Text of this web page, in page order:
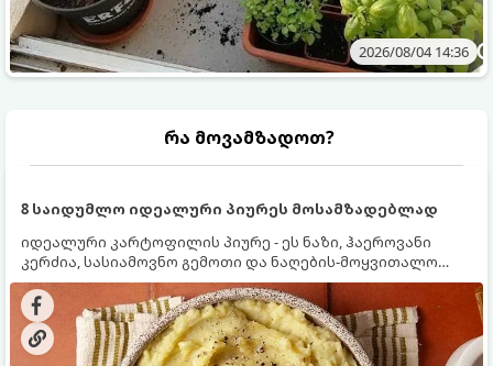
2026/08/04 14:36
რა მოვამზადოთ?
8 საიდუმლო იდეალური პიურეს მოსამზადებლად
იდეალური კარტოფილის პიურე - ეს ნაზი, ჰაეროვანი
კერძია, სასიამოვნო გემოთი და ნაღების-მოყვითალო
ფერით. მისი მომზადება ძალიან მარტივია, მაგრამ
არსებობს რამდენიმე საიდუმლო, რომლებიც უნდა
იცოდეთ, რომ პიურე იდეალურად გემრიელი გამოვიდეს.